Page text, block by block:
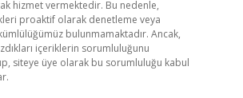
hizmet vermektedir. Bu nedenle,
proaktif olarak denetleme veya
bulunmamaktadır. Ancak,
içeriklerin sorumluluğunu
siteye üye olarak bu sorumluluğu kabul